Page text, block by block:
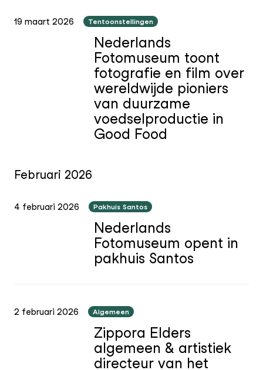
19 maart 2026 Tentoonstellingen
Nederlands
Fotomuseum toont
fotografie en film over
wereldwijde pioniers
van duurzame
voedselproductie in
Good Food
Februari 2026
4 februari 2026 Pakhuis Santos
Nederlands
Fotomuseum opent in
pakhuis Santos
2 februari 2026 Algemeen
Zippora Elders
algemeen & artistiek
directeur van het